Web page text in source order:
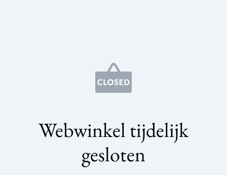
Webwinkel tijdelijk
gesloten